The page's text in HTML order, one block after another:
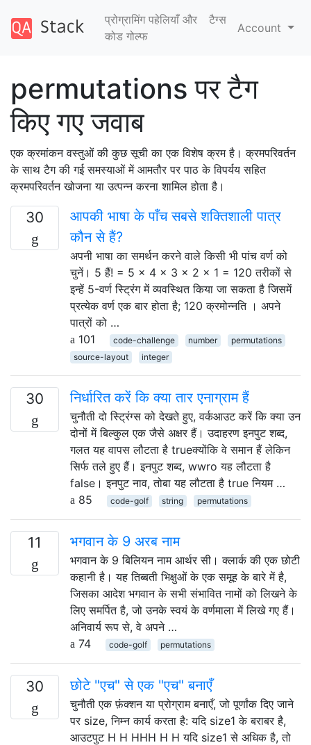
प्रोग्रामिंग पहेलियाँ और
कोड गोल्फ
टैग्‍स
Account
permutations पर टैग
किए गए जवाब
एक क्रमांकन वस्तुओं की कुछ सूची का एक विशेष क्रम है। क्रमपरिवर्तन
के साथ टैग की गई समस्याओं में आमतौर पर पाठ के विपर्यय सहित
क्रमपरिवर्तन खोजना या उत्पन्न करना शामिल होता है।
30
आपकी भाषा के पाँच सबसे शक्तिशाली पात्र
कौन से हैं?
अपनी भाषा का समर्थन करने वाले किसी भी पांच वर्ण को
चुनें। 5 हैं! = 5 × 4 × 3 × 2 × 1 = 120 तरीकों से
इन्हें 5-वर्ण स्ट्रिंग में व्यवस्थित किया जा सकता है जिसमें
प्रत्येक वर्ण एक बार होता है; 120 क्रमोन्नति । अपने
पात्रों को …
101
code-challenge number
permutations
source-layout
integer
30 निर्धारित करें कि क्या तार एनाग्राम हैं
चुनौती दो स्ट्रिंग्स को देखते हुए, वर्कआउट करें कि क्या उन
दोनों में बिल्कुल एक जैसे अक्षर हैं। उदाहरण इनपुट शब्द,
गलत यह वापस लौटता है trueक्योंकि वे समान हैं लेकिन
सिर्फ तले हुए हैं। इनपुट शब्द, wwro यह लौटता है
false। इनपुट नाव, तोबा यह लौटता है true नियम …
85
code-golf string permutations
11 भगवान के 9 अरब नाम
भगवान के 9 बिलियन नाम आर्थर सी। क्लार्क की एक छोटी
कहानी है। यह तिब्बती भिक्षुओं के एक समूह के बारे में है,
जिसका आदेश भगवान के सभी संभावित नामों को लिखने के
लिए समर्पित है, जो उनके स्वयं के वर्णमाला में लिखे गए हैं।
अनिवार्य रूप से, वे अपने …
74
code-golf permutations
30 छोटे "एच" से एक "एच" बनाएँ
चुनौती एक फ़ंक्शन या प्रोग्राम बनाएँ, जो पूर्णांक दिए जाने
पर size, निम्न कार्य करता है: यदि size1 के बराबर है,
आउटपुट H H HHH H H यदि size1 से अधिक है, तो